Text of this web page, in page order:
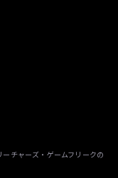
チャーズ・ゲームフリークの